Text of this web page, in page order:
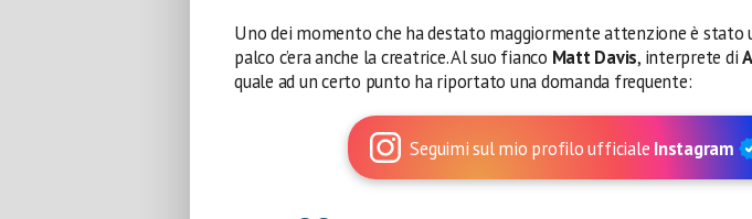
Uno dei momento che ha destato maggiormente attenzione è stato
palco c’era anche la creatrice. Al suo fianco Matt Davis, interprete di
quale ad un certo punto ha riportato una domanda frequente:
Seguimi sul mio profilo ufficiale Instagram